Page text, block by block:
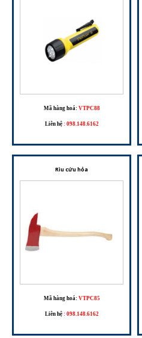
Mã hàng hoá: VTPC88
Liên hệ : 098.148.6162
Rìu cứu hỏa
Mã hàng hoá: VTPC85
Liên hệ : 098.148.6162